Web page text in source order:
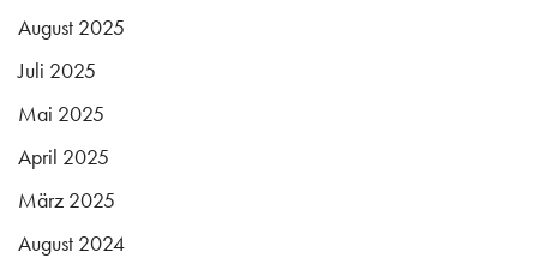
August 2025
Juli 2025
Mai 2025
April 2025
März 2025
August 2024